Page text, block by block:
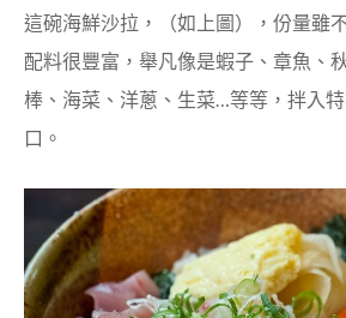
這碗海鮮沙拉，（如上圖），份量雖
配料很豐富，舉凡像是蝦子、章魚、
棒、海菜、洋蔥、生菜…等等，拌入
口。